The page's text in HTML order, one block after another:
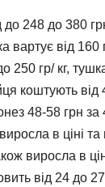
248 до 380
вартує від 160
250 гр/ кг,
коштують від
48-58 грн за
в ціні та
виросла в
від 24 до 27